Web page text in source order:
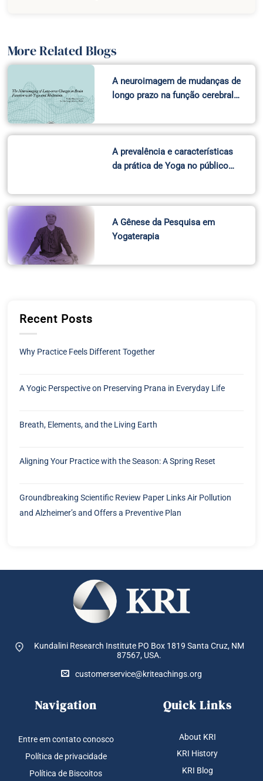
More Related Blogs
A neuroimagem de mudanças de
longo prazo na função cerebral…
A prevalência e características
da prática de Yoga no público…
A Gênese da Pesquisa em
Yogaterapia
Recent Posts
Why Practice Feels Different Together
A Yogic Perspective on Preserving Prana in Everyday Life
Breath, Elements, and the Living Earth
Aligning Your Practice with the Season: A Spring Reset
Groundbreaking Scientific Review Paper Links Air Pollution
and Alzheimer’s and Offers a Preventive Plan
Kundalini Research Institute PO Box 1819 Santa Cruz, NM
87567, USA.
customerservice@kriteachings.org
Navigation
Entre em contato conosco
Política de privacidade
Política de Biscoitos
Quick Links
About KRI
KRI History
KRI Blog